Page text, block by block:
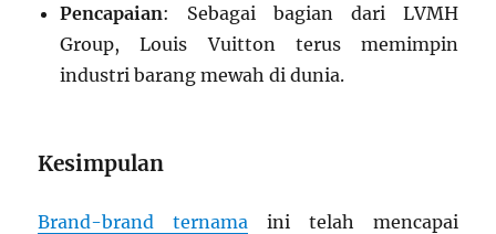
Pencapaian: Sebagai bagian dari LVMH
Group, Louis Vuitton terus memimpin
industri barang mewah di dunia.
Kesimpulan
Brand-brand ternama ini telah mencapai